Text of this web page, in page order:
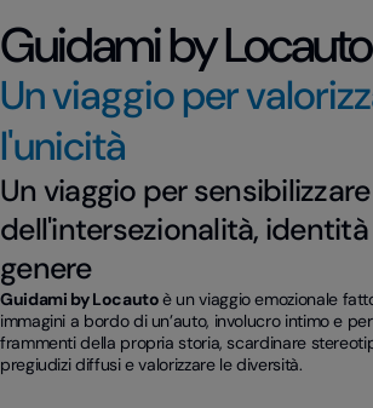
Guidami by Locauto
Un viaggio per
l'unicità
Un viaggio per
dell'intersezionalità,
genere
Guidami by Locautoè un viaggio emozionale
immagini a bordo di un’auto, involucro intimo e
frammenti della propria storia, scardinare
pregiudizi diffusi e valorizzare le diversità.